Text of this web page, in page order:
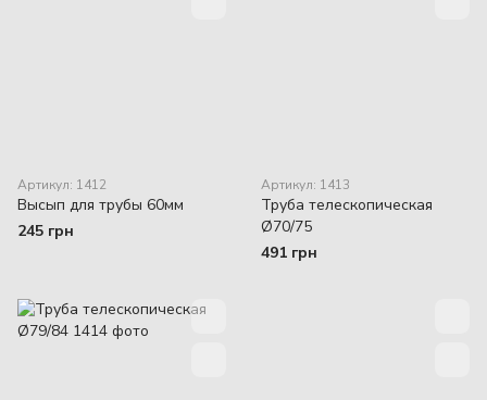
Артикул: 1412
Высып для трубы 60мм
245 грн
Артикул: 1413
Труба телескопическая
Ø70/75
491 грн